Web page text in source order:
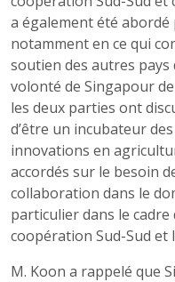
a également été
notamment en ce qui
soutien des autres pays
volonté de Singapour
les deux parties ont
d’être un incubateur
innovations en
accordés sur le besoin
collaboration dans le
particulier dans le
coopération Sud-Sud
M. Koon a rappelé que